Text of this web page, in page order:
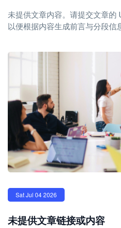
未提供文章内容。请提交文章的
以便根据内容生成前言与分段信
Sat Jul 04 2026
未提供文章链接或内容